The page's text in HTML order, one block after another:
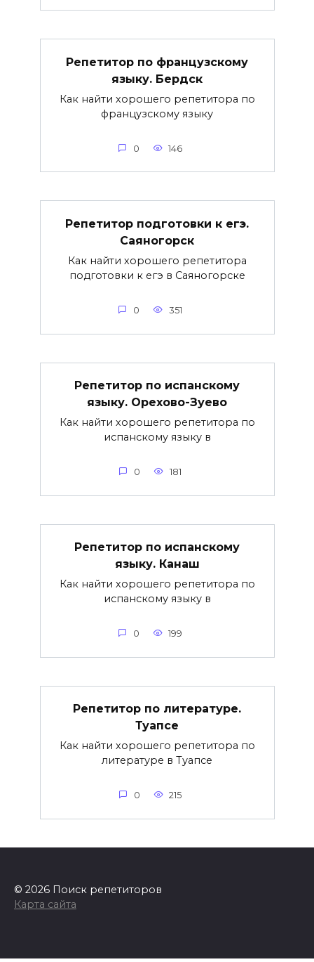
Репетитор по французскому
языку. Бердск
Как найти хорошего репетитора по
французскому языку
0 146
Репетитор подготовки к егэ.
Саяногорск
Как найти хорошего репетитора
подготовки к егэ в Саяногорске
0 351
Репетитор по испанскому
языку. Орехово-Зуево
Как найти хорошего репетитора по
испанскому языку в
0 181
Репетитор по испанскому
языку. Канаш
Как найти хорошего репетитора по
испанскому языку в
0 199
Репетитор по литературе.
Туапсе
Как найти хорошего репетитора по
литературе в Туапсе
0 215
© 2026 Поиск репетиторов
Карта сайта